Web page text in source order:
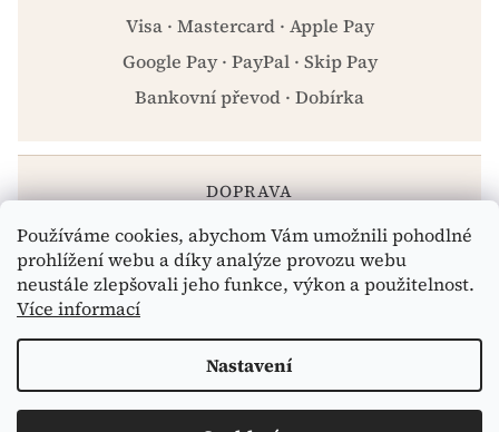
Používáme cookies, abychom Vám umožnili pohodlné
prohlížení webu a díky analýze provozu webu
neustále zlepšovali jeho funkce, výkon a použitelnost.
Více informací
Nastavení
Visa · Mastercard · Apple Pay
Google Pay · PayPal · Skip Pay
Bankovní převod · Dobírka
DOPRAVA
Zásilkovna · PPL · Osobní odběr Praha
Copyright 2026eshop.celiakarna.cz. Všechna práva